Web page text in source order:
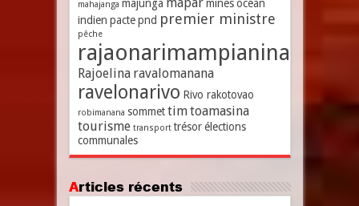
mahajanga majunga mines océan
indien pacte pnd premier ministre
pêche
rajaonarimampianina
Rajoelina ravalomanana
ravelonarivo Rivo rakotovao
robimanana sommet timtoamasina
tourisme transport trésor élections
communales
Articles récents